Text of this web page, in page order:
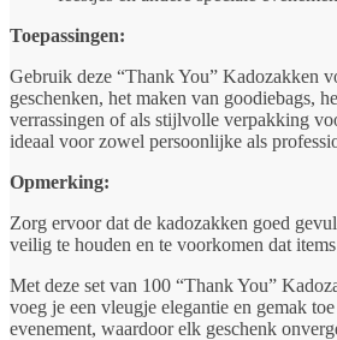
Toepassingen:
Gebruik deze “Thank You” Kadozakken
geschenken, het maken van goodiebags,
verrassingen of als stijlvolle verpakking
ideaal voor zowel persoonlijke als
Opmerking:
Zorg ervoor dat de kadozakken goed
veilig te houden en te voorkomen dat
Met deze set van 100 “Thank You”
voeg je een vleugje elegantie en gemak
evenement, waardoor elk geschenk